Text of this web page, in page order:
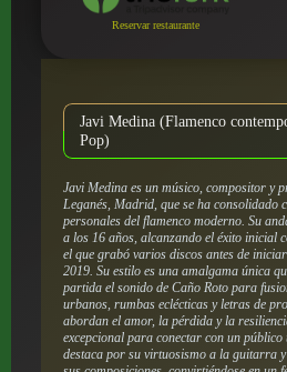
Reservar restaurante
Javi Medina (Flamenco
Pop)
Javi Medina es un músico, compositor y
Leganés, Madrid, que se ha consolidado
personales del flamenco moderno. Su
a los 16 años, alcanzando el éxito inicial
el que grabó varios discos antes de
2019. Su estilo es una amalgama única
partida el sonido de Caño Roto para
urbanos, rumbas eclécticas y letras de
abordan el amor, la pérdida y la
excepcional para conectar con un
destaca por su virtuosismo a la guitarra